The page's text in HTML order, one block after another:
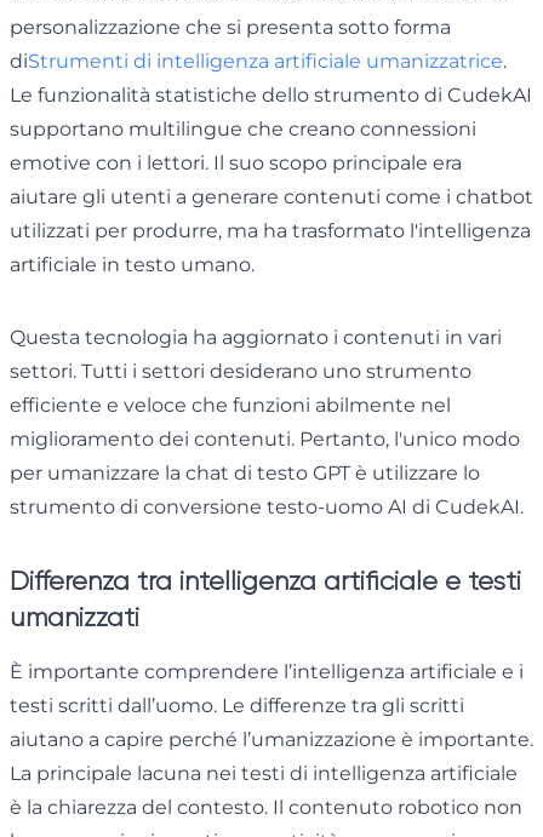
personalizzazione che si presenta sotto forma
diStrumenti di intelligenza artificiale umanizzatrice.
Le funzionalità statistiche dello strumento di CudekAI
supportano multilingue che creano connessioni
emotive con i lettori. Il suo scopo principale era
aiutare gli utenti a generare contenuti come i chatbot
utilizzati per produrre, ma ha trasformato l'intelligenza
artificiale in testo umano.
Questa tecnologia ha aggiornato i contenuti in vari
settori. Tutti i settori desiderano uno strumento
efficiente e veloce che funzioni abilmente nel
miglioramento dei contenuti. Pertanto, l'unico modo
per umanizzare la chat di testo GPT è utilizzare lo
strumento di conversione testo-uomo AI di CudekAI.
Differenza tra intelligenza artificiale e testi
umanizzati
È importante comprendere l’intelligenza artificiale e i
testi scritti dall’uomo. Le differenze tra gli scritti
aiutano a capire perché l’umanizzazione è importante.
La principale lacuna nei testi di intelligenza artificiale
è la chiarezza del contesto. Il contenuto robotico non